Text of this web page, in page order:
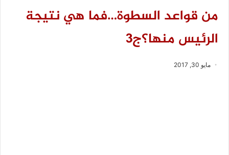
من قواعد السطوة…فما هي نتيجة
الرئيس منها؟ج3
مايو 30, 2017